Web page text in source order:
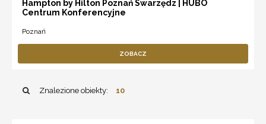
Hampton by Hilton Poznań Swarzędz | HUBO
Centrum Konferencyjne
Poznań
ZOBACZ
Znalezione obiekty: 10